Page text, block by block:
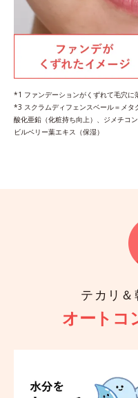
*1 ファンデーションがくずれて毛穴に
*3 スクラムディフェンスベール＝メタ
酸化亜鉛（化粧持ち向上）、ジメチコ
ビルベリー葉エキス（保湿）
テカリ
オートコ